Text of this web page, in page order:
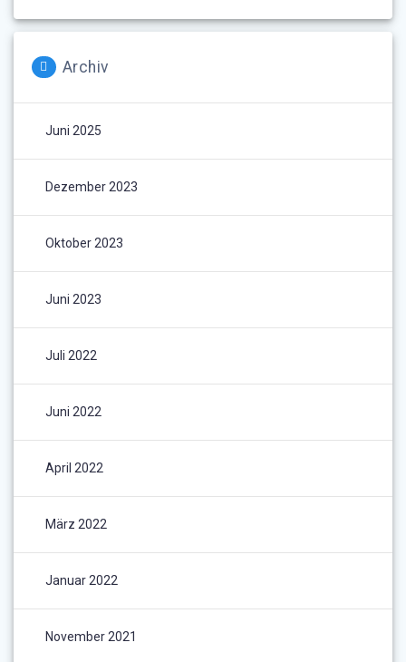
Archiv
Juni 2025
Dezember 2023
Oktober 2023
Juni 2023
Juli 2022
Juni 2022
April 2022
März 2022
Januar 2022
November 2021